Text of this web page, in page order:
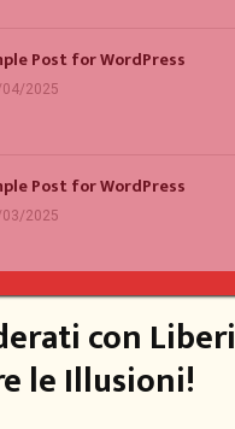
Post for WordPress
2025
Post for WordPress
2025
10/2023 con Liberi
le Illusioni!